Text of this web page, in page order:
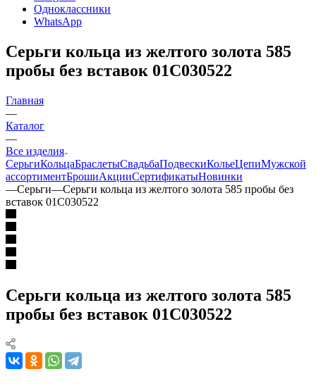
Одноклассники
WhatsApp
Серьги кольца из желтого золота 585
пробы без вставок 01С030522
Главная
—
Каталог
—
Все изделия
СерьгиКольцаБраслетыСвадьбаПодвескиКольеЦепиМужской
ассортиментБрошиАкцииСертификатыНовинки
—Серьги—Серьги кольца из желтого золота 585 пробы без
вставок 01С030522
Серьги кольца из желтого золота 585
пробы без вставок 01С030522